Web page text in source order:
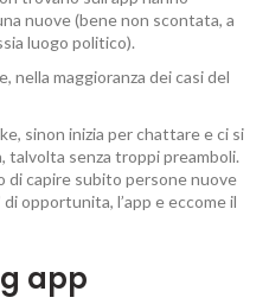
nuove (bene non scontata, a
luogo politico).
nella maggioranza dei casi del
sinon inizia per chattare e ci si
talvolta senza troppi preamboli.
di capire subito persone nuove
opportunita, l’app e eccome il
app